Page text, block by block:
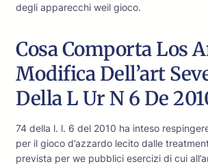
degli apparecchi weil gioco.
Cosa Comporta Los
Modifica Dell’art
Della L Ur N 6 De
74 della l. l. 6 del 2010 ha inteso
per il gioco d’azzardo lecito dalle
prevista per we pubblici esercizi di cui